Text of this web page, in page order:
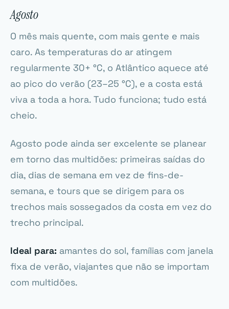
Agosto
O mês mais quente, com mais gente e mais
caro. As temperaturas do ar atingem
regularmente 30+ °C, o Atlântico aquece até
ao pico do verão (23–25 °C), e a costa está
viva a toda a hora. Tudo funciona; tudo está
cheio.
Agosto pode ainda ser excelente se planear
em torno das multidões: primeiras saídas do
dia, dias de semana em vez de fins-de-
semana, e tours que se dirigem para os
trechos mais sossegados da costa em vez do
trecho principal.
Ideal para: amantes do sol, famílias com janela
fixa de verão, viajantes que não se importam
com multidões.